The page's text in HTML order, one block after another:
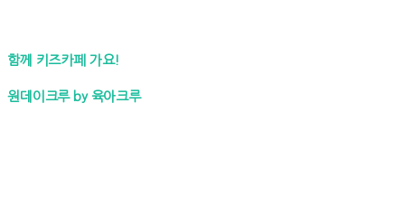
함께 키즈카페 가요!
원데이크루 by 육아크루